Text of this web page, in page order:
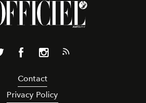
Contact
Privacy Policy